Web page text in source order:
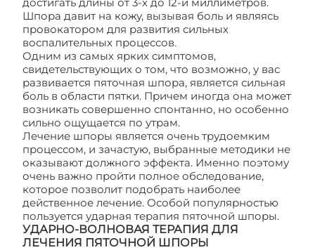
Шпора давит на кожу, вызывая боль и являясь
провокатором для развития сильных
воспалительных процессов.
Одним из самых ярких симптомов,
свидетельствующих о том, что возможно, у вас
развивается пяточная шпора, является сильная
боль в области пятки. Причем иногда она может
возникать совершенно спонтанно, но особенно
сильно ощущается по утрам.
Лечение шпоры является очень трудоемким
процессом, и зачастую, выбранные методики не
оказывают должного эффекта. Именно поэтому
очень важно пройти полное обследование,
которое позволит подобрать наиболее
действенное лечение. Особой популярностью
пользуется ударная терапия пяточной шпоры.
УДАРНО-ВОЛНОВАЯ ТЕРАПИЯ ДЛЯ
ЛЕЧЕНИЯ ПЯТОЧНОЙ ШПОРЫ